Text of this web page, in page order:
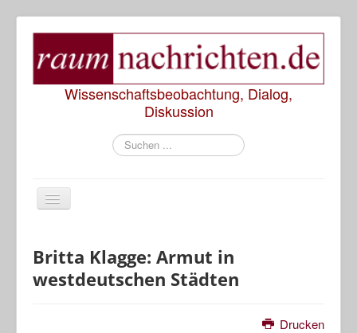
Wissenschaftsbeobachtung, Dialog,
Diskussion
Rezensionen
Britta Klagge: Armut in
westdeutschen Städten
Drucken